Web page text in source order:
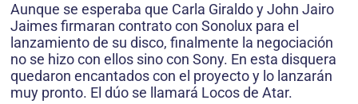
Aunque se esperaba que Carla Giraldo y John Jairo
Jaimes firmaran contrato con Sonolux para el
lanzamiento de su disco, finalmente la negociación
no se hizo con ellos sino con Sony. En esta disquera
quedaron encantados con el proyecto y lo lanzarán
muy pronto. El dúo se llamará Locos de Atar.